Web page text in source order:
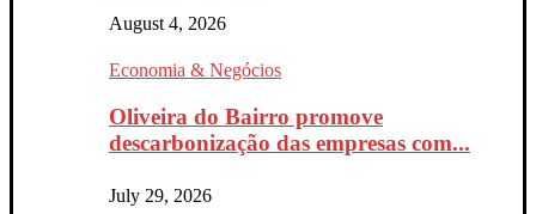
August 4, 2026
Economia & Negócios
Oliveira do Bairro promove
descarbonização das empresas com...
July 29, 2026